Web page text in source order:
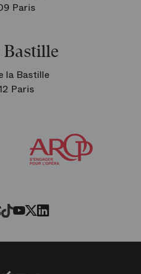
Paris
Bastille
la Bastille
Paris
Threads
Tiktok
Youtube
Twitter
LinkedIn